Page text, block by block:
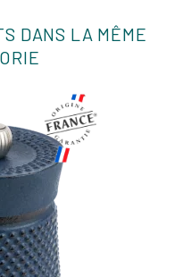
DANS LA MÊME